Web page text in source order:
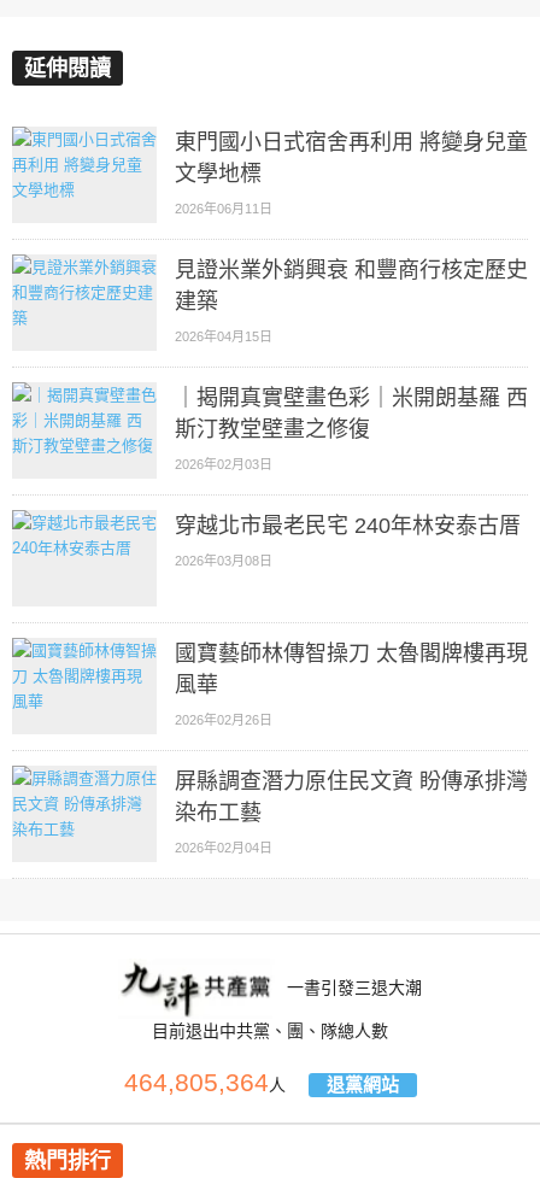
延伸閱讀
東門國小日式宿舍再利用 將變身兒童
文學地標
2026年06月11日
見證米業外銷興衰 和豐商行核定歷史
建築
2026年04月15日
｜揭開真實壁畫色彩｜米開朗基羅 西
斯汀教堂壁畫之修復
2026年02月03日
穿越北市最老民宅 240年林安泰古厝
2026年03月08日
國寶藝師林傳智操刀 太魯閣牌樓再現
風華
2026年02月26日
屏縣調查潛力原住民文資 盼傳承排灣
染布工藝
2026年02月04日
一書引發三退大潮
目前退出中共黨、團、隊總人數
464,805,364人 退黨網站
熱門排行